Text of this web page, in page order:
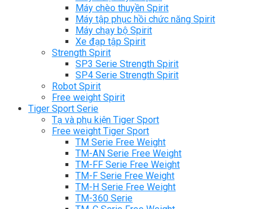
Máy chèo thuyền Spirit
Máy tập phục hồi chức năng Spirit
Máy chạy bộ Spirit
Xe đạp tập Spirit
Strength Spirit
SP3 Serie Strength Spirit
SP4 Serie Strength Spirit
Robot Spirit
Free weight Spirit
Tiger Sport Serie
Tạ và phụ kiện Tiger Sport
Free weight Tiger Sport
TM Serie Free Weight
TM-AN Serie Free Weight
TM-FF Serie Free Weight
TM-F Serie Free Weight
TM-H Serie Free Weight
TM-360 Serie